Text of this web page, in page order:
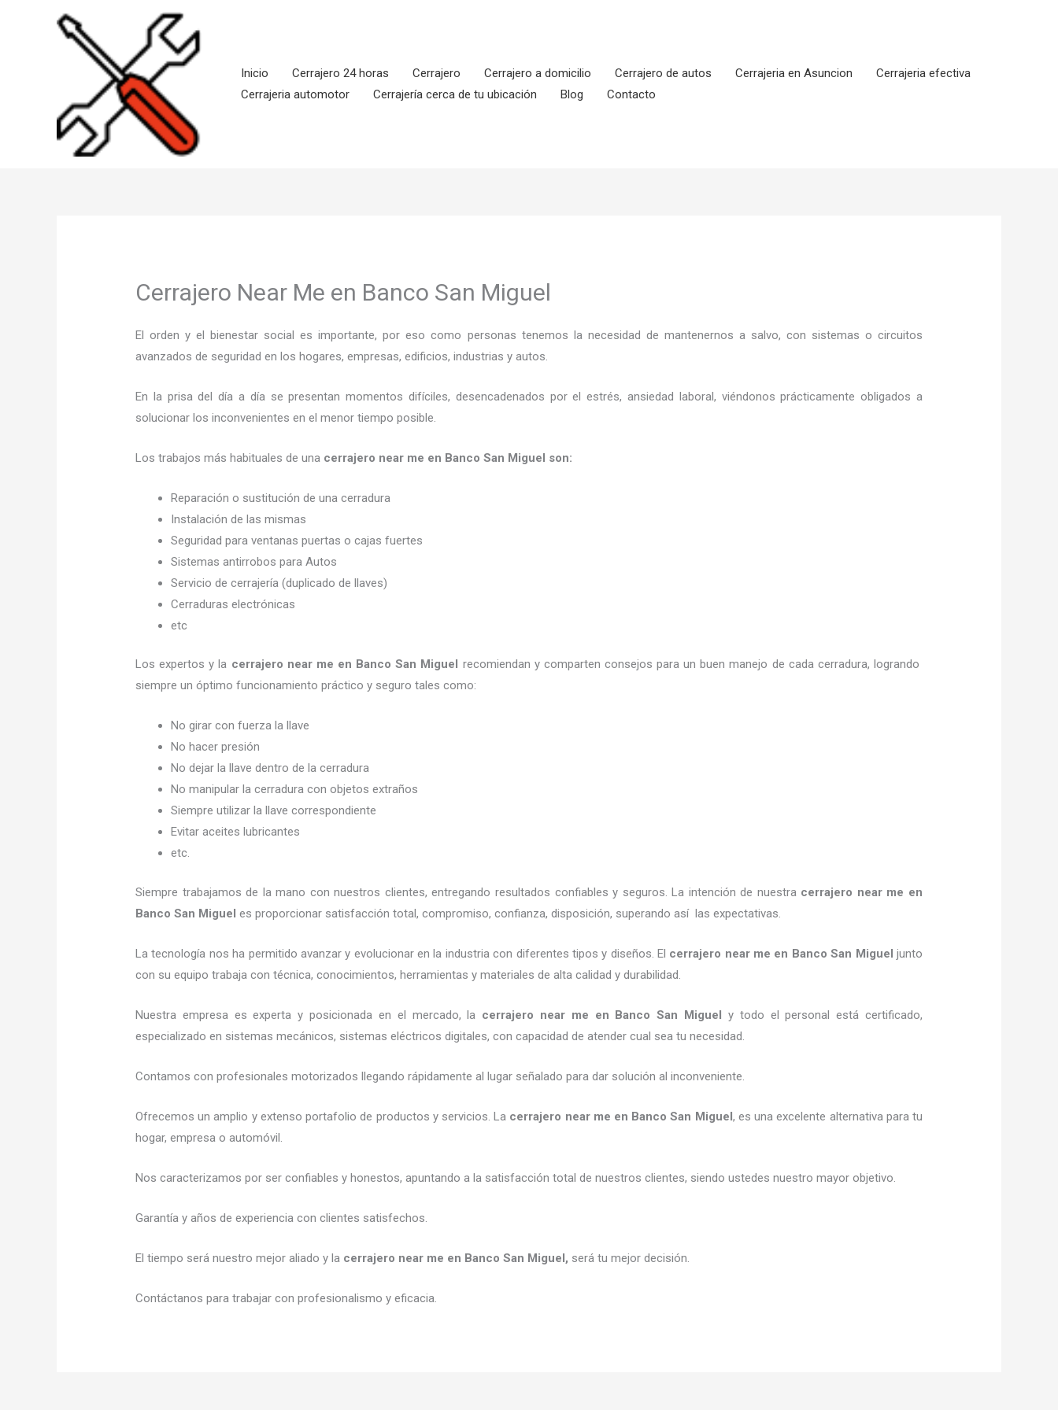
Inicio
Cerrajero 24 horas Cerrajero Cerrajero a domicilio Cerrajero de autos Cerrajeria en Asuncion
Cerrajeria efectiva
Cerrajeria automotor
Cerrajería cerca de tu ubicación Blog Contacto
Cerrajero Near Me en Banco San Miguel
El orden y el bienestar social es importante, por eso como personas tenemos la necesidad de mantenernos a salvo, con sistemas o circuitos
avanzados de seguridad en los hogares, empresas, edificios, industrias y autos.
En la prisa del día a día se presentan momentos difíciles, desencadenados por el estrés, ansiedad laboral, viéndonos prácticamente obligados a
solucionar los inconvenientes en el menor tiempo posible.
Los trabajos más habituales de una cerrajero near me en Banco San Miguel son:
Reparación o sustitución de una cerradura
Instalación de las mismas
Seguridad para ventanas puertas o cajas fuertes
Sistemas antirrobos para Autos
Servicio de cerrajería (duplicado de llaves)
Cerraduras electrónicas
etc
Los expertos y la cerrajero near me en Banco San Miguel recomiendan y comparten consejos para un buen manejo de cada cerradura, logrando
siempre un óptimo funcionamiento práctico y seguro tales como:
No girar con fuerza la llave
No hacer presión
No dejar la llave dentro de la cerradura
No manipular la cerradura con objetos extraños
Siempre utilizar la llave correspondiente
Evitar aceites lubricantes
etc.
Siempre trabajamos de la mano con nuestros clientes, entregando resultados confiables y seguros. La intención de nuestra cerrajero near me en
Banco San Miguel es proporcionar satisfacción total, compromiso, confianza, disposición, superando así las expectativas.
La tecnología nos ha permitido avanzar y evolucionar en la industria con diferentes tipos y diseños. El cerrajero near me en Banco San Miguel junto
con su equipo trabaja con técnica, conocimientos, herramientas y materiales de alta calidad y durabilidad.
Nuestra empresa es experta y posicionada en el mercado, la cerrajero near me en Banco San Miguel y todo el personal está certificado,
especializado en sistemas mecánicos, sistemas eléctricos digitales, con capacidad de atender cual sea tu necesidad.
Contamos con profesionales motorizados llegando rápidamente al lugar señalado para dar solución al inconveniente.
Ofrecemos un amplio y extenso portafolio de productos y servicios. La cerrajero near me en Banco San Miguel, es una excelente alternativa para tu
hogar, empresa o automóvil.
Nos caracterizamos por ser confiables y honestos, apuntando a la satisfacción total de nuestros clientes, siendo ustedes nuestro mayor objetivo.
Garantía y años de experiencia con clientes satisfechos.
El tiempo será nuestro mejor aliado y la cerrajero near me en Banco San Miguel, será tu mejor decisión.
Contáctanos para trabajar con profesionalismo y eficacia.